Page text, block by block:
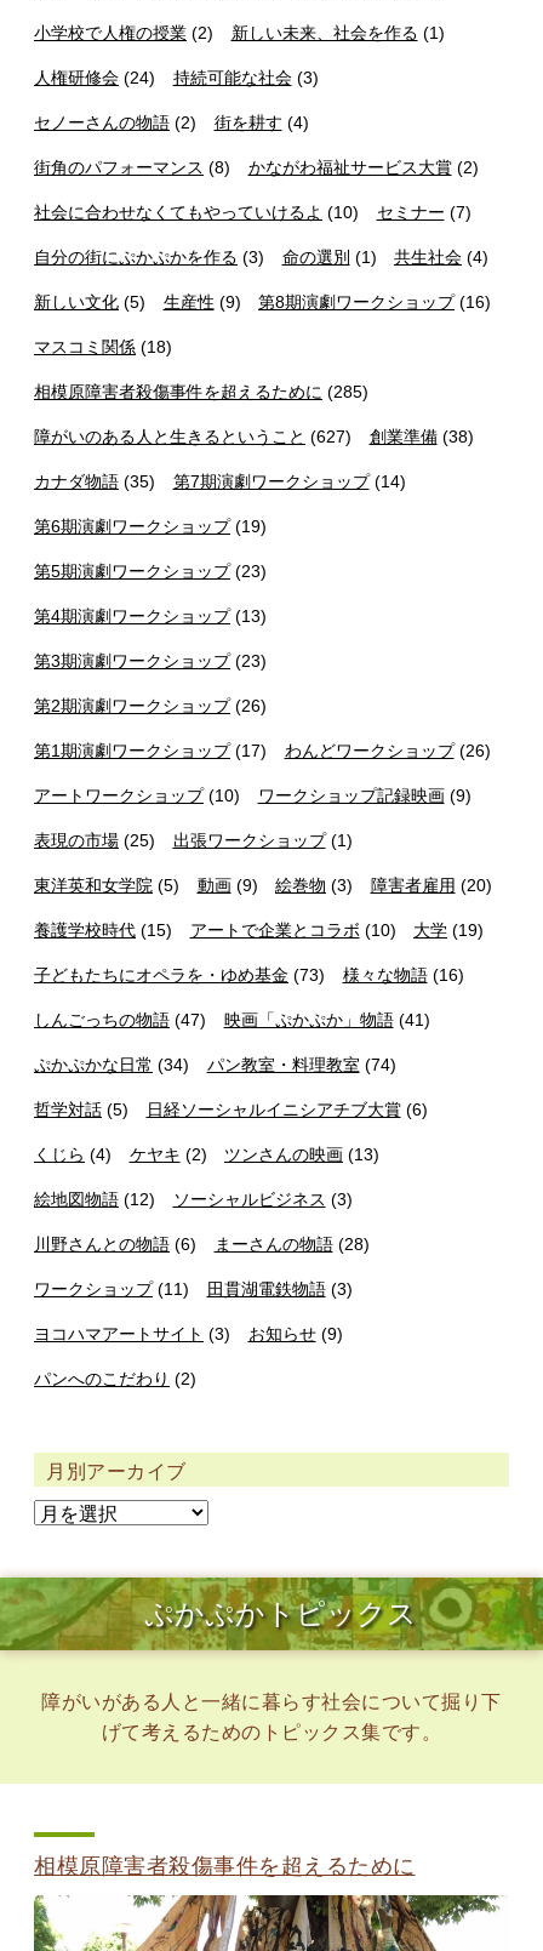
小学校で人権の授業 (2) 新しい未来、社会を作る (1)
人権研修会 (24) 持続可能な社会(3)
セノーさんの物語 (2) 街を耕す (4)
街角のパフォーマンス (8) かながわ福祉サービス大賞(2)
社会に合わせなくてもやっていけるよ (10) セミナー (7)
自分の街にぷかぷかを作る (3) 命の選別 (1) 共生社会 (4)
新しい文化 (5) 生産性 (9) 第8期演劇ワークショップ(16)
マスコミ関係 (18)
相模原障害者殺傷事件を超えるために (285)
障がいのある人と生きるということ (627) 創業準備(38)
カナダ物語 (35) 第7期演劇ワークショップ(14)
第6期演劇ワークショップ(19)
第5期演劇ワークショップ(23)
第4期演劇ワークショップ(13)
第3期演劇ワークショップ(23)
第2期演劇ワークショップ(26)
第1期演劇ワークショップ(17) わんどワークショップ(26)
アートワークショップ(10) ワークショップ記録映画(9)
表現の市場 (25) 出張ワークショップ(1)
東洋英和女学院 (5) 動画(9) 絵巻物 (3) 障害者雇用 (20)
養護学校時代 (15) アートで企業とコラボ (10) 大学 (19)
子どもたちにオペラを・ゆめ基金 (73) 様々な物語(16)
しんごっちの物語 (47) 映画「ぷかぷか」物語(41)
ぷかぷかな日常 (34) パン教室・料理教室 (74)
哲学対話 (5) 日経ソーシャルイニシアチブ大賞(6)
くじら (4) ケヤキ (2) ツンさんの映画 (13)
絵地図物語 (12) ソーシャルビジネス (3)
川野さんとの物語 (6) まーさんの物語(28)
ワークショップ(11) 田貫湖電鉄物語(3)
ヨコハマアートサイト (3) お知らせ(9)
パンへのこだわり (2)
月別アーカイブ
ぷかぷかトピックス
障がいがある人と一緒に暮らす社会について掘り下
げて考えるためのトピックス集です。
相模原障害者殺傷事件を超えるために